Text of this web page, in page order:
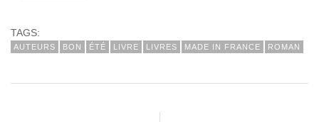
TAGS:
AUTEURS BON ÉTÉ LIVRE LIVRES MADE IN FRANCE ROMAN